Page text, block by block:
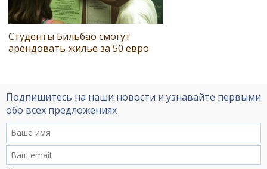
Студенты Бильбао смогут
арендовать жилье за 50 евро
Подпишитесь на наши новости и узнавайте первыми
обо всех предложениях